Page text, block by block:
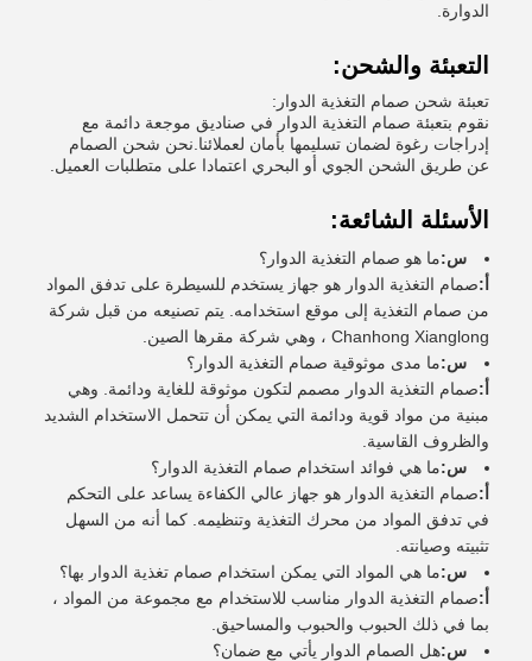
الدوارة.
التعبئة والشحن:
تعبئة شحن صمام التغذية الدوار:
نقوم بتعبئة صمام التغذية الدوار في صناديق موجعة دائمة مع
إدراجات رغوة لضمان تسليمها بأمان لعملائنا.نحن شحن الصمام
عن طريق الشحن الجوي أو البحري اعتمادا على متطلبات العميل.
الأسئلة الشائعة:
س:ما هو صمام التغذية الدوار؟
أ:صمام التغذية الدوار هو جهاز يستخدم للسيطرة على تدفق المواد
من صمام التغذية إلى موقع استخدامه. يتم تصنيعه من قبل شركة
Chanhong Xianglong ، وهي شركة مقرها الصين.
س:ما مدى موثوقية صمام التغذية الدوار؟
أ:صمام التغذية الدوار مصمم لتكون موثوقة للغاية ودائمة. وهي
مبنية من مواد قوية ودائمة التي يمكن أن تتحمل الاستخدام الشديد
والظروف القاسية.
س:ما هي فوائد استخدام صمام التغذية الدوار؟
أ:صمام التغذية الدوار هو جهاز عالي الكفاءة يساعد على التحكم
في تدفق المواد من محرك التغذية وتنظيمه. كما أنه من السهل
تثبيته وصيانته.
س:ما هي المواد التي يمكن استخدام صمام تغذية الدوار بها؟
أ:صمام التغذية الدوار مناسب للاستخدام مع مجموعة من المواد ،
بما في ذلك الحبوب والحبوب والمساحيق.
س:هل الصمام الدوار يأتي مع ضمان؟